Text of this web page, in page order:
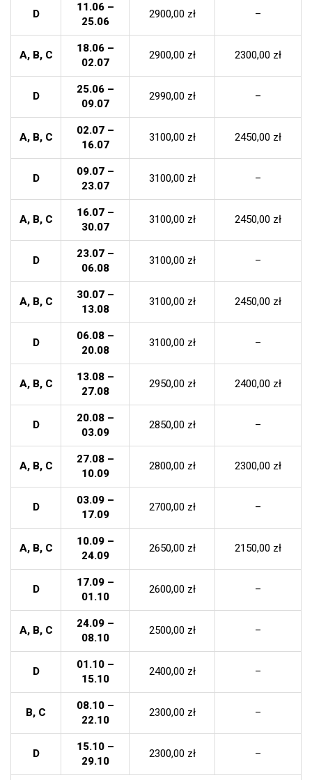
D
11.06 –
25.06
2900,00 zł –
A, B, C
18.06 –
02.07
2900,00 zł 2300,00 zł
D
25.06 –
09.07
2990,00 zł –
A, B, C
02.07 –
16.07
3100,00 zł 2450,00 zł
D
09.07 –
23.07
3100,00 zł –
A, B, C
16.07 –
30.07
3100,00 zł 2450,00 zł
D
23.07 –
06.08
3100,00 zł –
A, B, C
30.07 –
13.08
3100,00 zł 2450,00 zł
D
06.08 –
20.08
3100,00 zł –
A, B, C
13.08 –
27.08
2950,00 zł 2400,00 zł
D
20.08 –
03.09
2850,00 zł –
A, B, C
27.08 –
10.09
2800,00 zł 2300,00 zł
D
03.09 –
17.09
2700,00 zł –
A, B, C
10.09 –
24.09
2650,00 zł 2150,00 zł
D
17.09 –
01.10
2600,00 zł –
A, B, C
24.09 –
08.10
2500,00 zł –
D
01.10 –
15.10
2400,00 zł –
B, C
08.10 –
22.10
2300,00 zł –
D
15.10 –
29.10
2300,00 zł –